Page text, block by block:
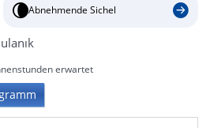
Abnehmende Sichel
erwartet